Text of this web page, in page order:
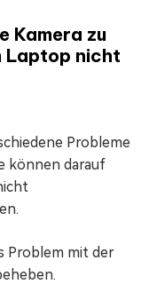
Kamera zu
Laptop nicht
Probleme
können darauf
Problem mit der